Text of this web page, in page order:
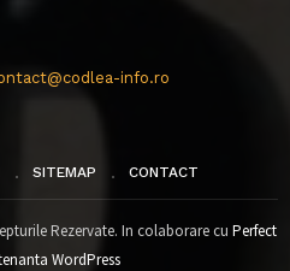
info.ro
SITEMAP CONTACT
Rezervate. In colaborare cu Perfect
WordPress